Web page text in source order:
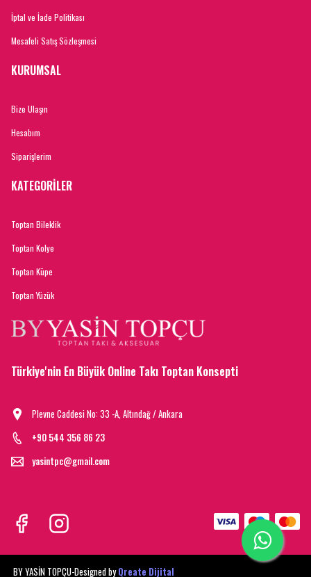
İptal ve İade Politikası
Mesafeli Satış Sözleşmesi
KURUMSAL
Bize Ulaşın
Hesabım
Siparişlerim
KATEGORİLER
Toptan Bileklik
Toptan Kolye
Toptan Küpe
Toptan Yüzük
Türkiye'nin En Büyük Online Takı Toptan Konsepti
Plevne Caddesi No: 33 -A, Altındağ / Ankara
+90 544 356 86 23
yasintpc@gmail.com
BY YASİN TOPÇU-Designed byQreate Dijital